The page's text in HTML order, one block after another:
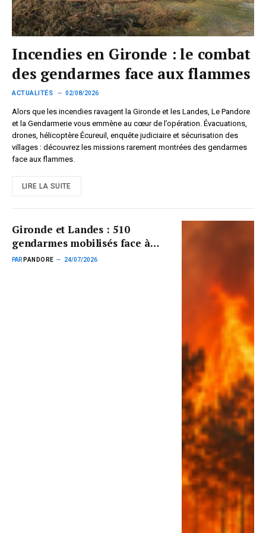
Incendies en Gironde : le combat
des gendarmes face aux flammes
ACTUALITÉS 02/08/2026
Alors que les incendies ravagent la Gironde et les Landes, Le Pandore
et la Gendarmerie vous emmène au cœur de l’opération. Évacuations,
drones, hélicoptère Écureuil, enquête judiciaire et sécurisation des
villages : découvrez les missions rarement montrées des gendarmes
face aux flammes.
LIRE LA SUITE
Gironde et Landes : 510
gendarmes mobilisés face à
des incendies hors de contrôle
PAR PANDORE 24/07/2026